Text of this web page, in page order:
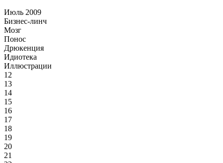
Июль 2009
Бизнес-линч
Мозг
Понос
Дрюкенция
Идиотека
Иллюстрации
12
13
14
15
16
17
18
19
20
21